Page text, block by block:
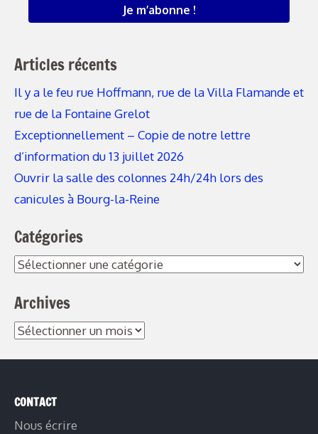
Articles récents
Il y a le feu rue Hoffmann, rue de la Villa Flamande et
rue de la Fontaine Grelot
Exceptionnellement – Copie de notre lettre
d’information du 13 juillet 2026
Ouvrir la salle des colonnes 24h/24h lors des
canicules à Bourg-la-Reine
Catégories
Archives
CONTACT
Nous écrire